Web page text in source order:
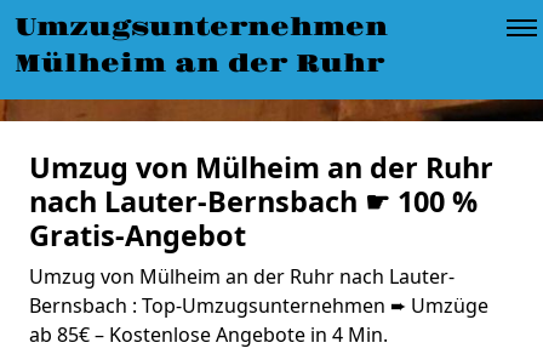
Umzugsunternehmen
Mülheim an der Ruhr
Umzug von Mülheim an der Ruhr
nach Lauter-Bernsbach ☛ 100 %
Gratis-Angebot
Umzug von Mülheim an der Ruhr nach Lauter-
Bernsbach : Top-Umzugsunternehmen ➨ Umzüge
ab 85€ – Kostenlose Angebote in 4 Min.